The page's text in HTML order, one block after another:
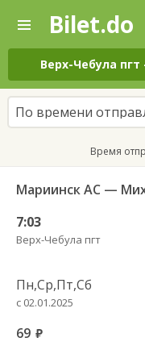
—
Поиск
и
покупка
билетов
на
автобус
онлайн
Bilet.do
Верх-Чебула пгт
По времени
Время
Мариинск АС —
7:03
Верх-Чебула пгт
Пн,Ср,Пт,Сб
с 02.01.2025
69 руб.